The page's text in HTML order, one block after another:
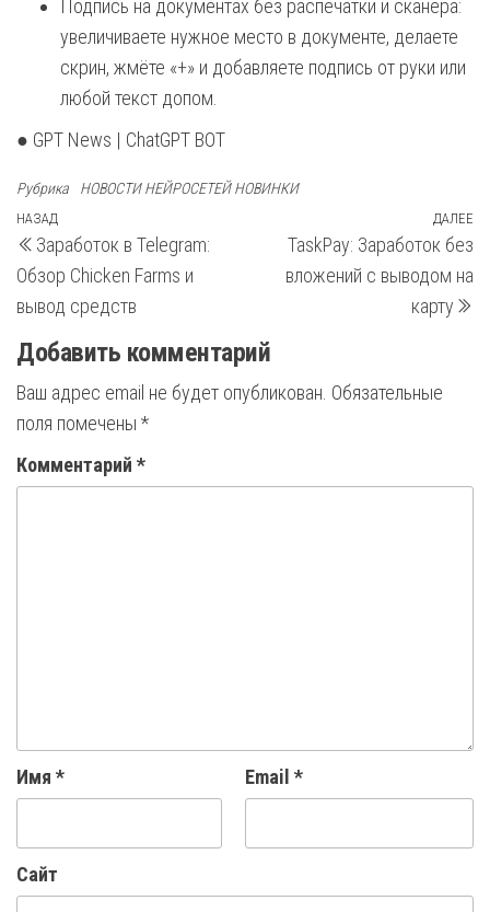
Подпись на документах без распечатки и сканера:
увеличиваете нужное место в документе, делаете
скрин, жмёте «+» и добавляете подпись от руки или
любой текст допом.
● GPT News | ChatGPT BOT
Рубрика НОВОСТИ НЕЙРОСЕТЕЙ НОВИНКИ
Навигация
по
записям
Предыдущая
запись
НАЗАД
Заработок в Telegram:
Обзор Chicken Farms и
вывод средств
ДАЛЕЕ
TaskPay: Заработок без
вложений с выводом на
карту
Добавить комментарий
Ваш адрес email не будет опубликован. Обязательные
поля помечены *
Комментарий *
Имя * Email *
Сайт